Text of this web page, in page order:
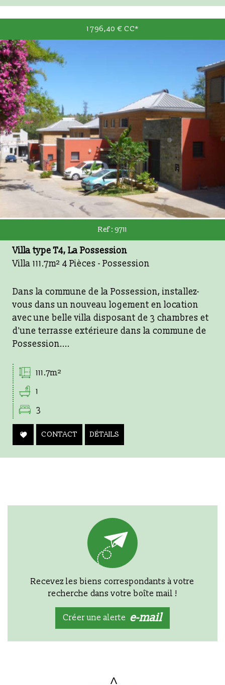
1 796,40 € CC*
Ref : 9711
Villa type T4, La Possession
Villa 111.7m² 4 Pièces - Possession
Dans la commune de la Possession, installez-
vous dans un nouveau logement en location
avec une belle villa disposant de 3 chambres et
d'une terrasse extérieure dans la commune de
Possession....
111.7m²
1
3
CONTACT DÉTAILS
Recevez les biens correspondants à votre
recherche dans votre boîte mail !
Créer une alerte e-mail